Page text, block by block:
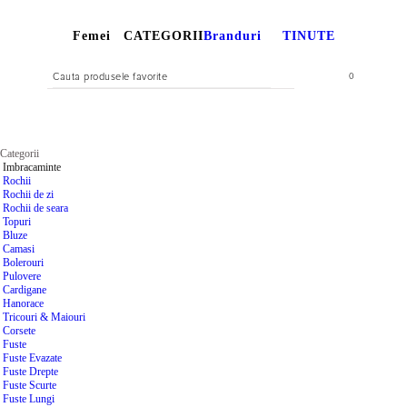
0
Femei CATEGORIIBranduri TINUTE
Categorii
Imbracaminte
Rochii
Rochii de zi
Rochii de seara
Topuri
Bluze
Camasi
Bolerouri
Pulovere
Cardigane
Hanorace
Tricouri & Maiouri
Corsete
Fuste
Fuste Evazate
Fuste Drepte